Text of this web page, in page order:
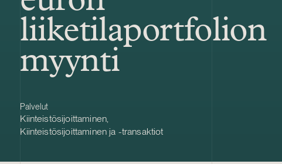
liiketilaportfolion
myynti
Palvelut
Kiinteistösijoittaminen,
Kiinteistösijoittaminen ja -transaktiot